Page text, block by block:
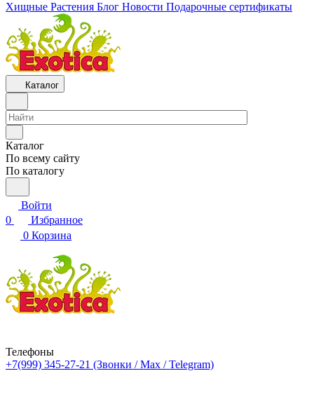
Хищные Растения Блог Новости Подарочные сертификаты
Каталог
Каталог
По всему сайту
По каталогу
Войти
0
Избранное
0 Корзина
Телефоны
+7(999) 345-27-21 (Звонки / Max / Telegram)